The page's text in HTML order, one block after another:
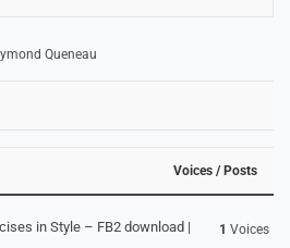
Queneau
Voices / Posts
in Style – FB2 download |
1 Voices